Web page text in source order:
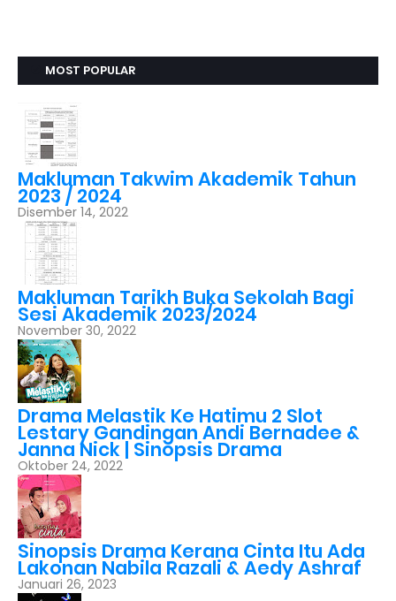
MOST POPULAR
Makluman Takwim Akademik Tahun
2023 / 2024
Disember 14, 2022
Makluman Tarikh Buka Sekolah Bagi
Sesi Akademik 2023/2024
November 30, 2022
Drama Melastik Ke Hatimu 2 Slot
Lestary Gandingan Andi Bernadee &
Janna Nick | Sinopsis Drama
Oktober 24, 2022
Sinopsis Drama Kerana Cinta Itu Ada
Lakonan Nabila Razali & Aedy Ashraf
Januari 26, 2023